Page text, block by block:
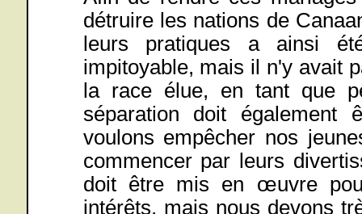
détruire les nations de
leurs pratiques a ainsi
impitoyable, mais il n'y avait
la race élue, en tant que
séparation doit également
voulons empêcher nos
commencer par leurs
doit être mis en œuvre
intérêts, mais nous devons